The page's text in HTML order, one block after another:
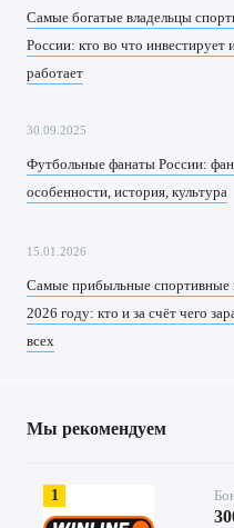
Самые богатые владельцы
России: кто во что инвестирует
работает
30.09.2025
Футбольные фанаты России:
особенности, история, культура
15.01.2026
Самые прибыльные спортивные
2026 году: кто и за счёт чего
всех
Мы рекомендуем
1